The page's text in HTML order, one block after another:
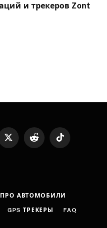
и трекеров Zont
X
Reddit TikTok
ПРО АВТОМОБИЛИ
GPS ТРЕКЕРЫ FAQ